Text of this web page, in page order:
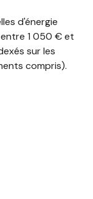
d'énergie
1 050 € et
sur les
compris).